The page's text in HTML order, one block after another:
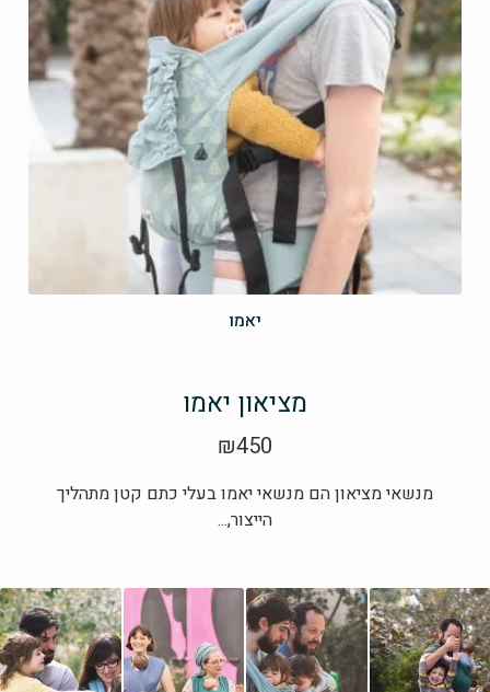
יאמו
מציאון יאמו
₪450
מנשאי מציאון הם מנשאי יאמו בעלי כתם קטן מתהליך
הייצור,...